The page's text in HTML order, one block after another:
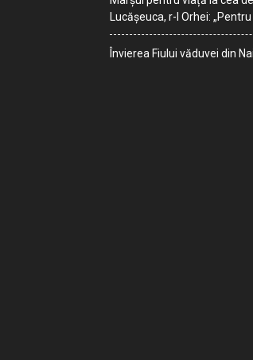
Lucășeuca, r-l Orhei:
Învierea Fiului văduvei din